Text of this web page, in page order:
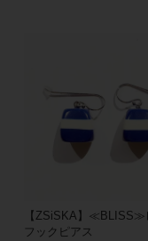
【ZSiSKA】≪BLISS≫
フックピアス